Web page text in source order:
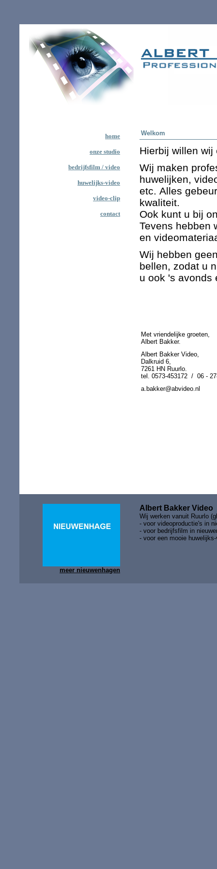
home
onze studio
bedrijfsfilm / video
huwelijks-video
video-clip
contact
Welkom
Hierbij willen
Wij maken
huwelijken,
etc. Alles
kwaliteit.
Ook kunt u bij
Tevens hebben
en
Wij hebben
bellen, zodat u
u ook 's avonds
Met vriendelijke groeten,
Albert Bakker.
Albert Bakker Video,
Dalkruid 6,
7261 HN Ruurlo.
tel. 0573-453172 / 06 -
a.bakker@abvideo.nl
meer nieuwenhagen
Albert Bakker Video
Wij werken vanuit Ruurlo
- voor videoproductie's in
- voor bedrijfsfilm in
- voor een mooie